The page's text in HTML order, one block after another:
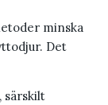
minska
Det
särskilt